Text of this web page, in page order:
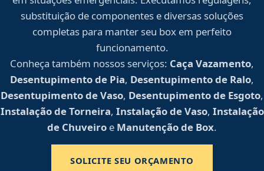
substituição de componentes e diversas soluções
completas para manter seu box em perfeito
funcionamento.
Conheça também nossos serviços: Caça Vazamento,
Desentupimento de Pia, Desentupimento de Ralo,
Desentupimento de Vaso, Desentupimento de Esgoto,
Instalação de Torneira, Instalação de Vaso, Instalação
de Chuveiro e Manutenção de Box.
SOLICITE SEU ORÇAMENTO